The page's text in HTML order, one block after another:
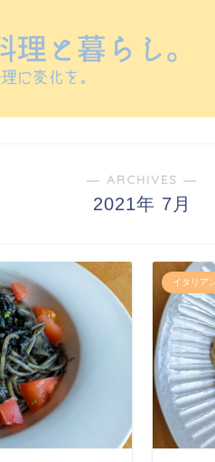
― ARCHIVES ―
2021年 7月
イタリア